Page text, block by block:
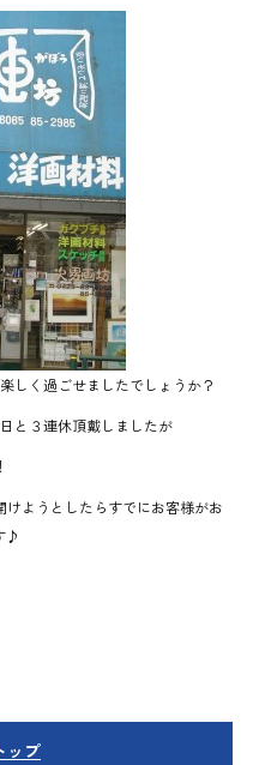
しく過ごせましたでしょうか？
と３連休頂戴しましたが
ようとしたらすでにお客様がお
♪
ップ